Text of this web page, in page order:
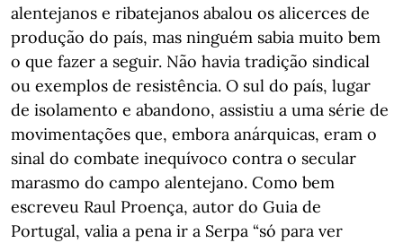
alentejanos e ribatejanos abalou os alicerces de
produção do país, mas ninguém sabia muito bem
o que fazer a seguir. Não havia tradição sindical
ou exemplos de resistência. O sul do país, lugar
de isolamento e abandono, assistiu a uma série de
movimentações que, embora anárquicas, eram o
sinal do combate inequívoco contra o secular
marasmo do campo alentejano. Como bem
escreveu Raul Proença, autor do Guia de
Portugal, valia a pena ir a Serpa “só para ver